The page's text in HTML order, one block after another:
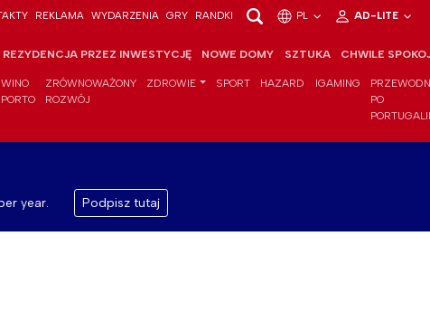
REKLAMA WYDARZENIA GRY RANDKI PL AD-LITE
REZYDENCJA PRZEZ INWESTYCJĘ NOWE DOMY SZTUKA CHWILE
WINO
PORTO
ZRÓWNOWAŻONY
ROZWÓJ
ZDROWIE SPORT HAZARD IGAMING
PO
PORTUGALII
year. Podpisz tutaj